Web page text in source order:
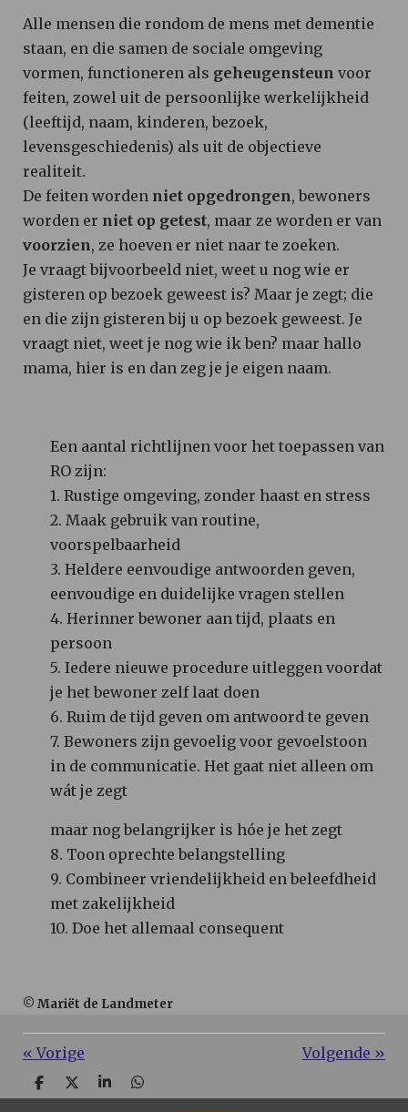
Alle mensen die rondom de mens met dementie
staan, en die samen de sociale omgeving
vormen, functioneren als geheugensteun voor
feiten, zowel uit de persoonlijke werkelijkheid
(leeftijd, naam, kinderen, bezoek,
levensgeschiedenis) als uit de objectieve
realiteit.
De feiten worden niet opgedrongen, bewoners
worden er niet op getest, maar ze worden er van
voorzien, ze hoeven er niet naar te zoeken.
Je vraagt bijvoorbeeld niet, weet u nog wie er
gisteren op bezoek geweest is? Maar je zegt; die
en die zijn gisteren bij u op bezoek geweest. Je
vraagt niet, weet je nog wie ik ben? maar hallo
mama, hier is en dan zeg je je eigen naam.
Een aantal richtlijnen voor het toepassen van
RO zijn:
1. Rustige omgeving, zonder haast en stress
2. Maak gebruik van routine,
voorspelbaarheid
3. Heldere eenvoudige antwoorden geven,
eenvoudige en duidelijke vragen stellen
4. Herinner bewoner aan tijd, plaats en
persoon
5. Iedere nieuwe procedure uitleggen voordat
je het bewoner zelf laat doen
6. Ruim de tijd geven om antwoord te geven
7. Bewoners zijn gevoelig voor gevoelstoon
in de communicatie. Het gaat niet alleen om
wát je zegt
maar nog belangrijker is hóe je het zegt
8. Toon oprechte belangstelling
9. Combineer vriendelijkheid en beleefdheid
met zakelijkheid
10. Doe het allemaal consequent
© Mariët de Landmeter
«Vorige Volgende »
D
e
D
e
S
h
D
e